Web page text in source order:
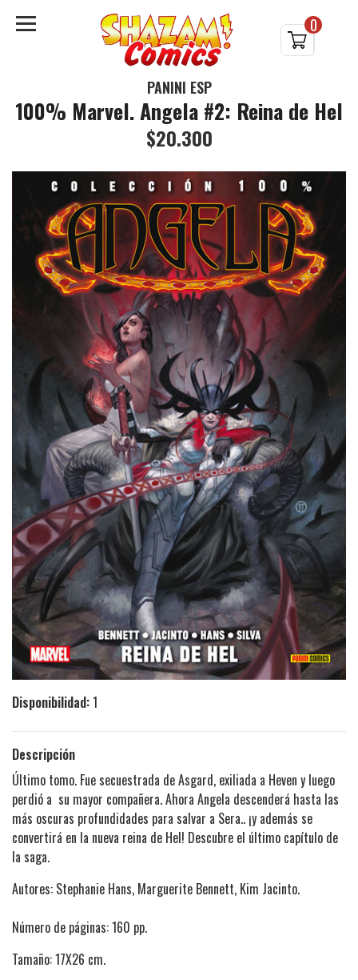
0
PANINI ESP
100% Marvel. Angela #2: Reina de Hel
$20.300
Disponibilidad:1
Descripción
Último tomo. Fue secuestrada de Asgard, exiliada a Heven y luego
perdió a su mayor compañera. Ahora Angela descenderá hasta las
más oscuras profundidades para salvar a Sera.. ¡y además se
convertirá en la nueva reina de Hel! Descubre el último capítulo de
la saga.
Autores: Stephanie Hans, Marguerite Bennett, Kim Jacinto.
Número de páginas: 160 pp.
Tamaño: 17X26 cm.